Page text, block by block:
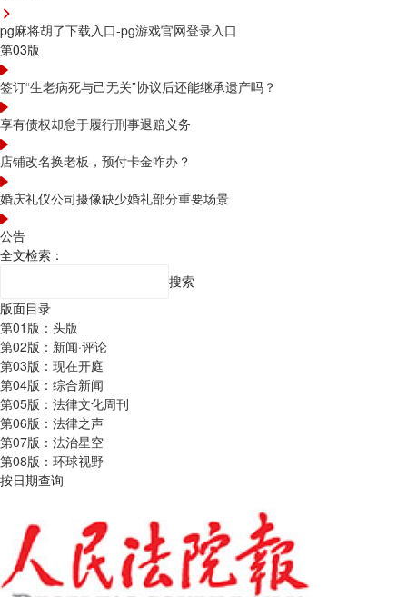
pg麻将胡了下载入口-pg游戏官网登录入口
第03版
签订“生老病死与己无关”协议后还能继承遗产吗？
享有债权却怠于履行刑事退赔义务
店铺改名换老板，预付卡金咋办？
婚庆礼仪公司摄像缺少婚礼部分重要场景
公告
全文检索：
搜索
版面目录
第01版：头版
第02版：新闻·评论
第03版：现在开庭
第04版：综合新闻
第05版：法律文化周刊
第06版：法律之声
第07版：法治星空
第08版：环球视野
按日期查询